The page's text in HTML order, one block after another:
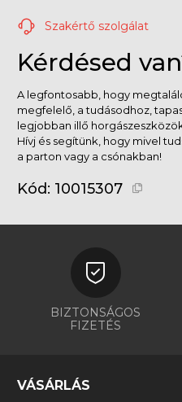
Szakértő szolgálat
Kérdésed
A legfontosabb, hogy
megfelelő, a tudásodhoz,
legjobban illő
Hívj és segítünk, hogy mivel
a parton vagy a csónakban!
Kód: 10015307
BIZTONSÁGOS
FIZETÉS
VÁSÁRLÁS